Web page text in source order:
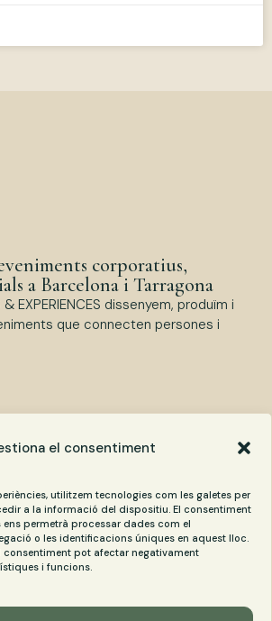
el consentiment
utilitzem tecnologies com les galetes per
a la informació del dispositiu. El consentiment
ens permetrà processar dades com el
o les identificacions úniques en aquest lloc.
consentiment pot afectar negativament
i funcions.
corporatius,
a Barcelona i Tarragona
& EXPERIENCES dissenyem, produïm i
que connecten persones i
Corporatius
Cercle Events